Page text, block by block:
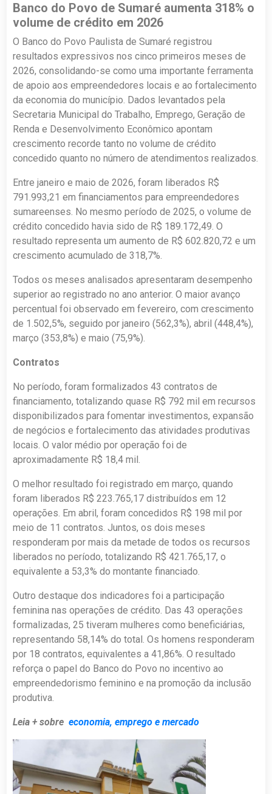
Banco do Povo de Sumaré aumenta 318% o
volume de crédito em 2026
O Banco do Povo Paulista de Sumaré registrou
resultados expressivos nos cinco primeiros meses de
2026, consolidando-se como uma importante ferramenta
de apoio aos empreendedores locais e ao fortalecimento
da economia do município. Dados levantados pela
Secretaria Municipal do Trabalho, Emprego, Geração de
Renda e Desenvolvimento Econômico apontam
crescimento recorde tanto no volume de crédito
concedido quanto no número de atendimentos realizados.
Entre janeiro e maio de 2026, foram liberados R$
791.993,21 em financiamentos para empreendedores
sumareenses. No mesmo período de 2025, o volume de
crédito concedido havia sido de R$ 189.172,49. O
resultado representa um aumento de R$ 602.820,72 e um
crescimento acumulado de 318,7%.
Todos os meses analisados apresentaram desempenho
superior ao registrado no ano anterior. O maior avanço
percentual foi observado em fevereiro, com crescimento
de 1.502,5%, seguido por janeiro (562,3%), abril (448,4%),
março (353,8%) e maio (75,9%).
Contratos
No período, foram formalizados 43 contratos de
financiamento, totalizando quase R$ 792 mil em recursos
disponibilizados para fomentar investimentos, expansão
de negócios e fortalecimento das atividades produtivas
locais. O valor médio por operação foi de
aproximadamente R$ 18,4 mil.
O melhor resultado foi registrado em março, quando
foram liberados R$ 223.765,17 distribuídos em 12
operações. Em abril, foram concedidos R$ 198 mil por
meio de 11 contratos. Juntos, os dois meses
responderam por mais da metade de todos os recursos
liberados no período, totalizando R$ 421.765,17, o
equivalente a 53,3% do montante financiado.
Outro destaque dos indicadores foi a participação
feminina nas operações de crédito. Das 43 operações
formalizadas, 25 tiveram mulheres como beneficiárias,
representando 58,14% do total. Os homens responderam
por 18 contratos, equivalentes a 41,86%. O resultado
reforça o papel do Banco do Povo no incentivo ao
empreendedorismo feminino e na promoção da inclusão
produtiva.
Leia + sobre economia, emprego e mercado